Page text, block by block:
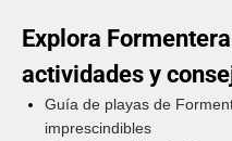
Explora
actividades y
Guía de playas de
imprescindibles